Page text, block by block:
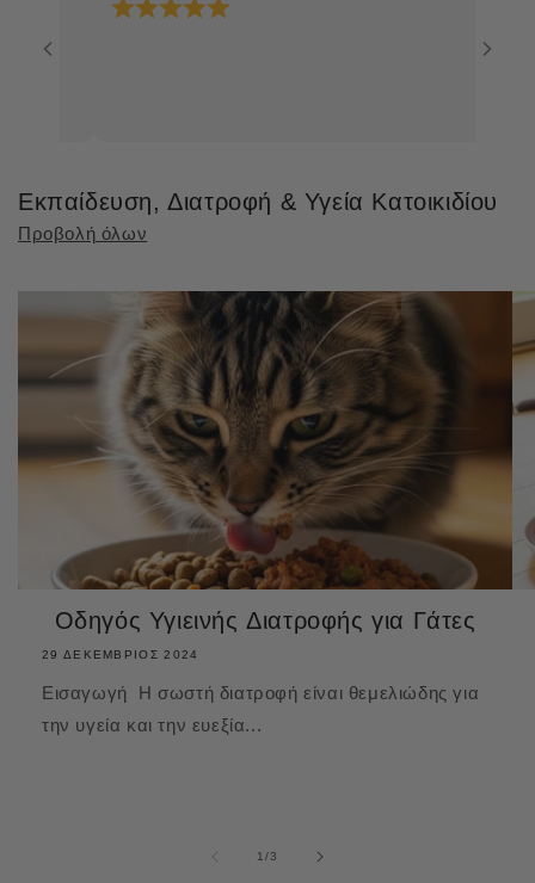
Εκπαίδευση, Διατροφή & Υγεία Κατοικιδίου
Προβολή όλων
Οδηγός Υγιεινής Διατροφής για Γάτες
29 ΔΕΚΈΜΒΡΙΟΣ 2024
Εισαγωγή Η σωστή διατροφή είναι θεμελιώδης για
την υγεία και την ευεξία...
1/από
3